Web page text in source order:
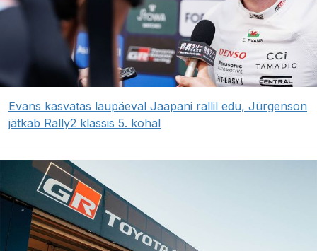
Evans kasvatas laupäeval Jaapani rallil edu, Jürgenson
jätkab Rally2 klassis 5. kohal